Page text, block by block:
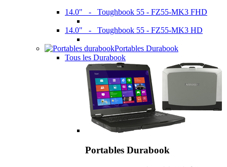
14.0" - Toughbook 55 - FZ55-MK3 FHD
14.0" - Toughbook 55 - FZ55-MK3 HD
Portables Durabook
Tous les Durabook
Portables Durabook